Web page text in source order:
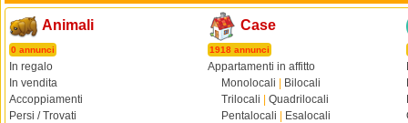
Animali
0 annunci
In regalo
In vendita
Accoppiamenti
Persi / Trovati
Case
1918 annunci
Appartamenti in affitto
Monolocali
Bilocali
Trilocali
Quadrilocali
Pentalocali
Esalocali